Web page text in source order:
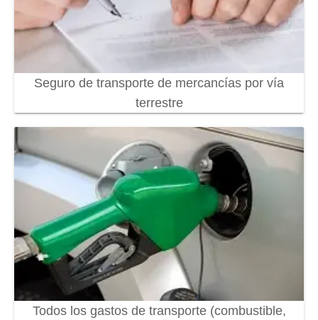
Seguro de transporte de mercancías por vía
terrestre
Todos los gastos de transporte (combustible,